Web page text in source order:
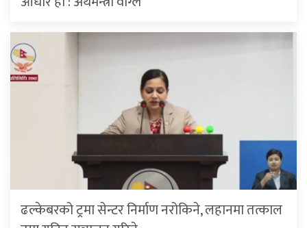
ढल्केबरको ट्रमा सेन्टर निर्माण नरोकिने, लहानमा तत्काल